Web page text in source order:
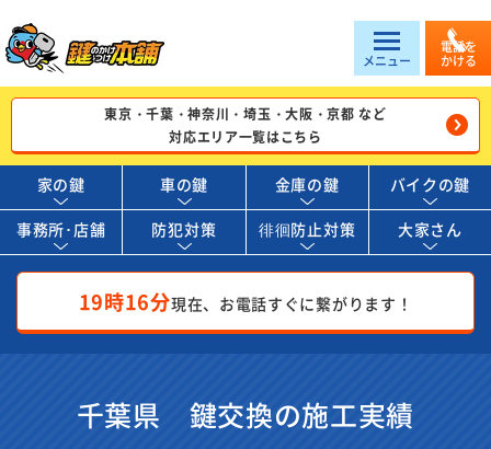
メニュー
電話を
かける
東京・千葉・神奈川・埼玉・大阪・京都 など
対応エリア一覧はこちら
家の鍵 車の鍵 金庫の鍵 バイクの鍵
事務所･店舗 防犯対策 徘徊防止対策 大家さん
19時16分現在、お電話すぐに繋がります！
千葉県 鍵交換の施工実績